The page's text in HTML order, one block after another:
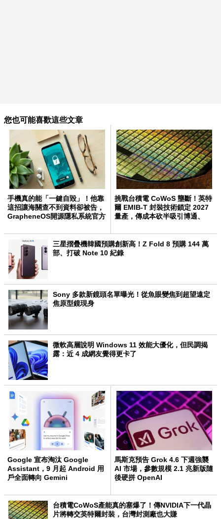
您也可能喜歡這些文章
手機真的能「一鍵自毀」！他靠
這招讓海關查不到資料卻被告，
GrapheneOS開源隱私系統官方
挑戰台積電 CoWoS 壟斷！英特
爾 EMIB-T 封裝技術鎖定 2027
量產，傳成本砍半吸引博通、
三星摺疊機韓國預購創新高！Z Fold 8 預購 144 萬
部、打破 Note 10 紀錄
Sony 多款新鏡頭名單曝光！從魚眼變焦到超望遠定
焦原型鏡現身
微軟高層說明 Windows 11 效能大優化，但民調揭
露：近 4 成網友覺得更卡了
Google 宣布淘汰 Google
Assistant，9 月起 Android 用
戶全面轉向 Gemini
馬斯克預告 Grok 4.6 下週強襲
AI 市場，參數規模 2.1 兆新版隨
後硬拼 OpenAI
台積電CoWoS產能真的塞爆了！傳NVIDIA下一代晶
片將轉交英特爾封裝，台灣封測廠也大賺